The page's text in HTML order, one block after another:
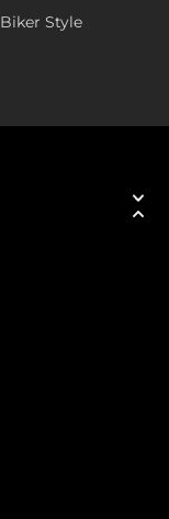
Biker Style